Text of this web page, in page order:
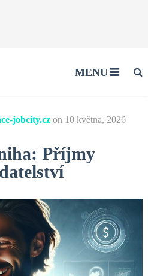
MENU
jobcity.cz on 10 května, 2026
Příjmy